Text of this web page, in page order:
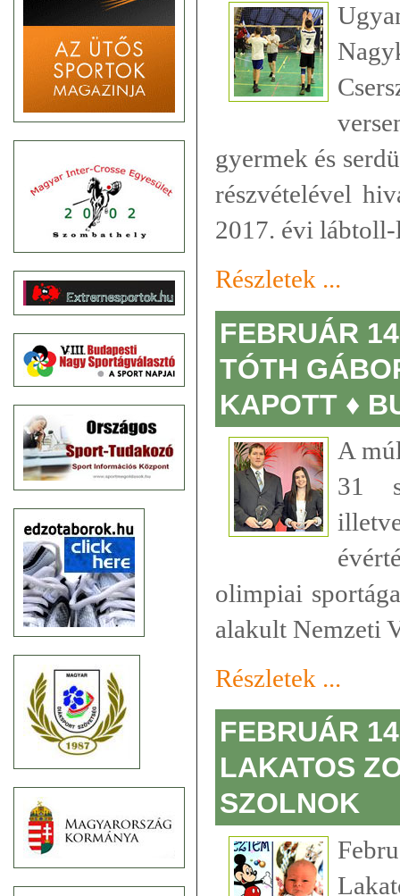
gyermek és
részvételével
2017. évi lábtoll-
Részletek ...
FEBRUÁR
TÓTH
KAPOTT ♦
A
31
olimpiai
alakult Nemzeti
Részletek ...
FEBRUÁR
LAKATOS
SZOLNOK